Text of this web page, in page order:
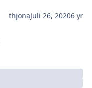
thjonaJuli 26, 20206 yr